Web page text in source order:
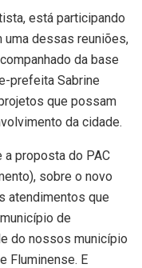
está participando
uma dessas reuniões,
da base
prefeita Sabrine
que possam
da cidade.
proposta do PAC
sobre o novo
atendimentos que
de
do nossos município
Fluminense. E